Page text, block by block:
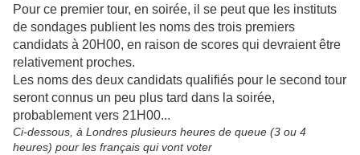
Pour ce premier tour, en soirée, il se peut que les instituts
de sondages publient les noms des trois premiers
candidats à 20H00, en raison de scores qui devraient être
relativement proches.
Les noms des deux candidats qualifiés pour le second tour
seront connus un peu plus tard dans la soirée,
probablement vers 21H00...
Ci-dessous, à Londres plusieurs heures de queue (3 ou 4
heures) pour les français qui vont voter